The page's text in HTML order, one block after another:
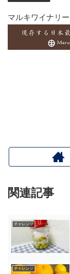
マルキワイナリー
関連記事
チャレンジ
チャレンジ